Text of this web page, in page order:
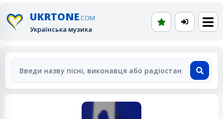
UKRTONE.COM
Українська музика